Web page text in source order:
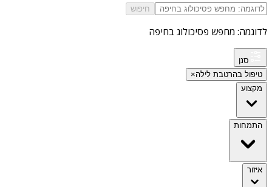
חיפוש
לדוגמה: מחפש פסיכולוג בחיפה
סנן
טיפול בהרטבת לילה×
מקצוע
התמחות
איזור